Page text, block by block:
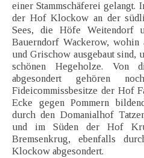
einer Stammschäferei
der Hof Klockow an der
Sees, die Höfe Weitendorf
Bauerndorf Wackerow,
und Grischow ausgebaut sind,
schönen Hegeholze. Von
abgesondert gehören
Fideicommissbesitze der Hof
Ecke gegen Pommern
durch den Domanialhof
und im Süden der Hof
Bremsenkrug, ebenfalls
Klockow abgesondert.